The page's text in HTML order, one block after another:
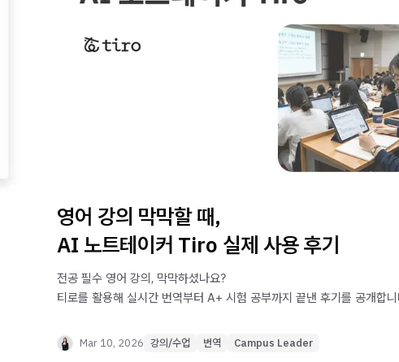
영어 강의 막막할 때,
AI 노트테이커 Tiro 실제 사용 후기
전공 필수 영어 강의, 막막하셨나요?
티로를 활용해 실시간 번역부터 A+ 시험 공부까지 끝낸 후기를 공개합니
티로 활용 꿀팁을 지금 바로 확인해 보세요!
Mar 10, 2026 강의/수업 번역 Campus Leader